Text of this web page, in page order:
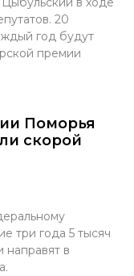
20
год будут
премии
Поморья
скорой
три года 5 тысяч
в